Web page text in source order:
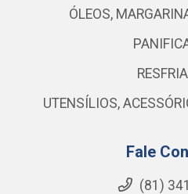
ÓLEOS,
UTENSÍLIOS,
Fale
(81)